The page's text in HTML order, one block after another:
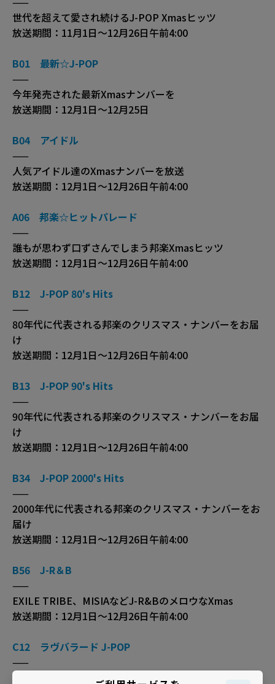
世代を超えて愛され続けるJ-POP Xmasヒッツ
放送期間：11月1日～12月26日午前4:00
B01 最新☆J-POP
——
今年発売された最新Xmasナンバーを
放送期間：12月1日～12月25日
B04 アイドル
——
人気アイドル達のXmasナンバーを放送
放送期間：12月1日～12月26日午前4:00
A06 邦楽☆ヒットパレード
——
誰もが思わず口ずさんでしまう邦楽Xmasヒッツ
放送期間：12月1日～12月26日午前4:00
B12 J-POP 80's Hits
——
80年代に代表される邦楽のクリスマス・ナンバーをお届
け
放送期間：12月1日～12月26日午前4:00
B13 J-POP 90's Hits
——
90年代に代表される邦楽のクリスマス・ナンバーをお届
け
放送期間：12月1日～12月26日午前4:00
B34 J-POP 2000's Hits
——
2000年代に代表される邦楽のクリスマス・ナンバーをお
届け
放送期間：12月1日～12月26日午前4:00
B56 J-R＆B
——
EXILE TRIBE、MISIAなどJ-R&BのメロウなXmas
放送期間：12月1日～12月26日午前4:00
C12 ラヴバラード J-POP
——
恋人達に贈るロマンティックでスウィートな邦楽Xmasバ